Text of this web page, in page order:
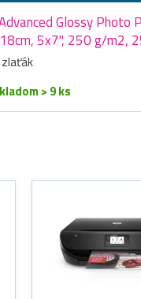
Glossy Photo
5x7", 250 g/m2,
zlaťák
> 9 ks